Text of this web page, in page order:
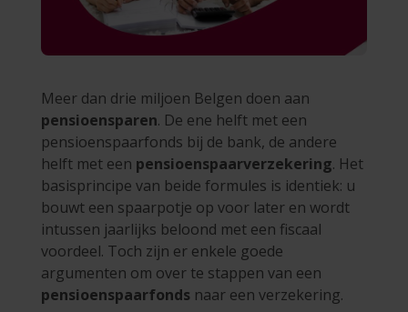
Meer dan drie miljoen Belgen doen aan
pensioensparen. De ene helft met een
pensioenspaarfonds bij de bank, de andere
helft met een pensioenspaarverzekering. Het
basisprincipe van beide formules is identiek: u
bouwt een spaarpotje op voor later en wordt
intussen jaarlijks beloond met een fiscaal
voordeel. Toch zijn er enkele goede
argumenten om over te stappen van een
pensioenspaarfonds naar een verzekering.